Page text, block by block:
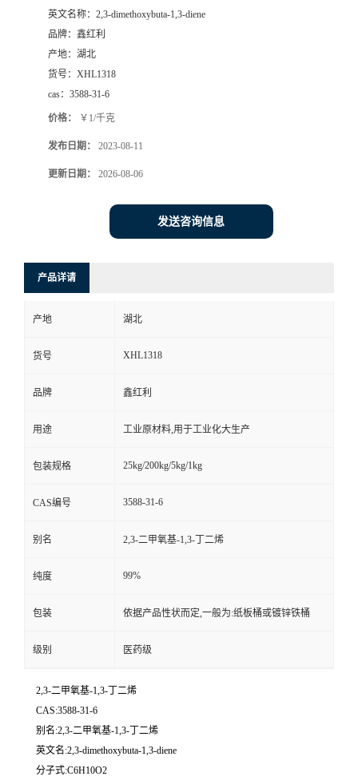
英文名称： 2,3-dimethoxybuta-1,3-diene
品牌： 鑫红利
产地： 湖北
货号： XHL1318
cas： 3588-31-6
价格： ￥1/千克
发布日期： 2023-08-11
更新日期： 2026-08-06
发送咨询信息
产品详请
产地 湖北
货号 XHL1318
品牌 鑫红利
用途 工业原材料,用于工业化大生产
包装规格 25kg/200kg/5kg/1kg
CAS编号 3588-31-6
别名 2,3-二甲氧基-1,3-丁二烯
纯度 99%
包装 依据产品性状而定,一般为:纸板桶或镀锌铁桶
级别 医药级
2,3-二甲氧基-1,3-丁二烯
CAS:3588-31-6
别名:2,3-二甲氧基-1,3-丁二烯
英文名:2,3-dimethoxybuta-1,3-diene
分子式:C6H10O2